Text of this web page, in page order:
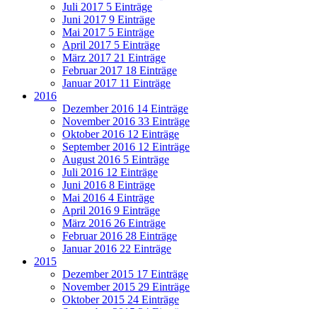
Juli 2017 5 Einträge
Juni 2017 9 Einträge
Mai 2017 5 Einträge
April 2017 5 Einträge
März 2017 21 Einträge
Februar 2017 18 Einträge
Januar 2017 11 Einträge
2016
Dezember 2016 14 Einträge
November 2016 33 Einträge
Oktober 2016 12 Einträge
September 2016 12 Einträge
August 2016 5 Einträge
Juli 2016 12 Einträge
Juni 2016 8 Einträge
Mai 2016 4 Einträge
April 2016 9 Einträge
März 2016 26 Einträge
Februar 2016 28 Einträge
Januar 2016 22 Einträge
2015
Dezember 2015 17 Einträge
November 2015 29 Einträge
Oktober 2015 24 Einträge